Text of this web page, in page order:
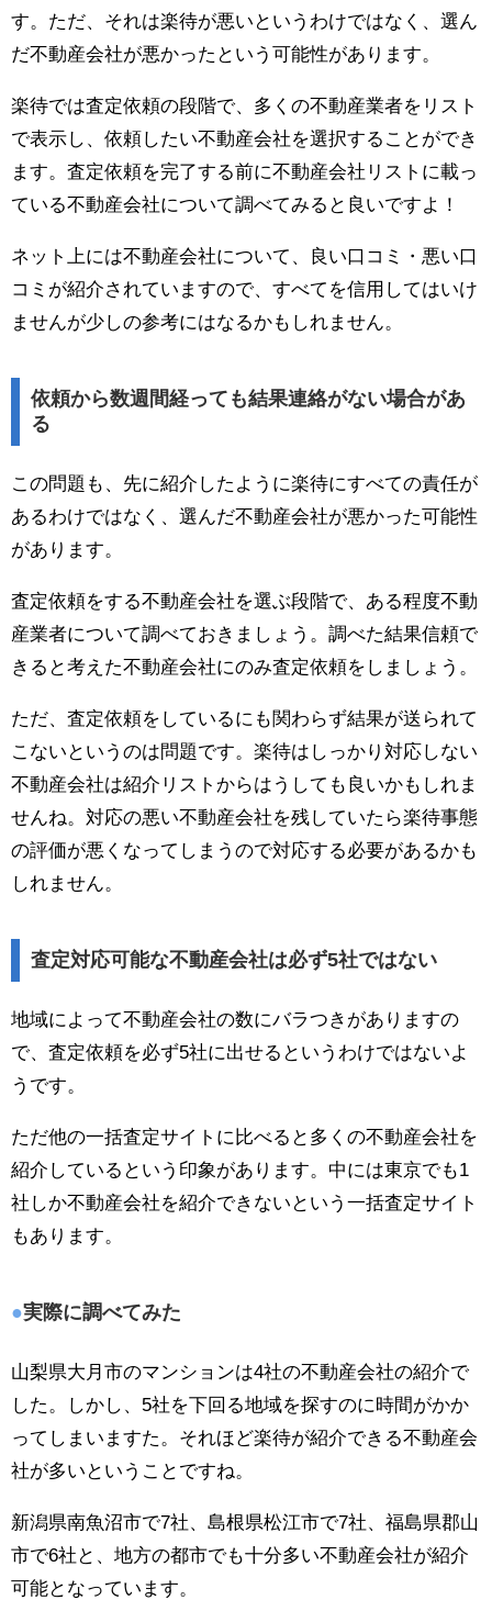
す。ただ、それは楽待が悪いというわけではなく、選ん
だ不動産会社が悪かったという可能性があります。
楽待では査定依頼の段階で、多くの不動産業者をリスト
で表示し、依頼したい不動産会社を選択することができ
ます。査定依頼を完了する前に不動産会社リストに載っ
ている不動産会社について調べてみると良いですよ！
ネット上には不動産会社について、良い口コミ・悪い口
コミが紹介されていますので、すべてを信用してはいけ
ませんが少しの参考にはなるかもしれません。
依頼から数週間経っても結果連絡がない場合があ
る
この問題も、先に紹介したように楽待にすべての責任が
あるわけではなく、選んだ不動産会社が悪かった可能性
があります。
査定依頼をする不動産会社を選ぶ段階で、ある程度不動
産業者について調べておきましょう。調べた結果信頼で
きると考えた不動産会社にのみ査定依頼をしましょう。
ただ、査定依頼をしているにも関わらず結果が送られて
こないというのは問題です。楽待はしっかり対応しない
不動産会社は紹介リストからはうしても良いかもしれま
せんね。対応の悪い不動産会社を残していたら楽待事態
の評価が悪くなってしまうので対応する必要があるかも
しれません。
査定対応可能な不動産会社は必ず5社ではない
地域によって不動産会社の数にバラつきがありますの
で、査定依頼を必ず5社に出せるというわけではないよ
うです。
ただ他の一括査定サイトに比べると多くの不動産会社を
紹介しているという印象があります。中には東京でも1
社しか不動産会社を紹介できないという一括査定サイト
もあります。
実際に調べてみた
山梨県大月市のマンションは4社の不動産会社の紹介で
した。しかし、5社を下回る地域を探すのに時間がかか
ってしまいますた。それほど楽待が紹介できる不動産会
社が多いということですね。
新潟県南魚沼市で7社、島根県松江市で7社、福島県郡山
市で6社と、地方の都市でも十分多い不動産会社が紹介
可能となっています。